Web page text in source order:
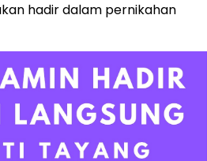
hadir dalam pernikahan